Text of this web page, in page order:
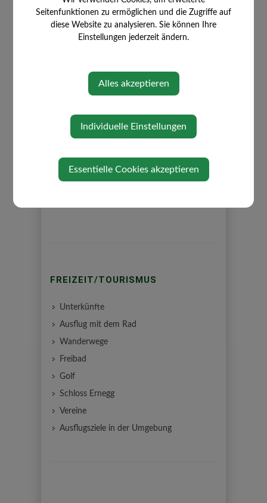
20220823165359957.PDF
Dienstag, 23. August 2022
20220823165416954.PDF
FREIZEIT/TOURISMUS
Unterkünfte
Ausflug mit dem Rad
Wanderwege
Freibad
Golf
Schloss Ernegg
Vereine
Ausflugsziele in der Umgebung
Seitenfunktionen zu ermöglichen und die Zugriffe auf
diese Website zu analysieren. Sie können Ihre
Einstellungen jederzeit ändern.
Alles akzeptieren
Individuelle Einstellungen
Essentielle Cookies akzeptieren